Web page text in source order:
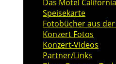
Das Motel California
Speisekarte
Fotobücher aus
Konzert Fotos
Konzert-Videos
Partner/Links